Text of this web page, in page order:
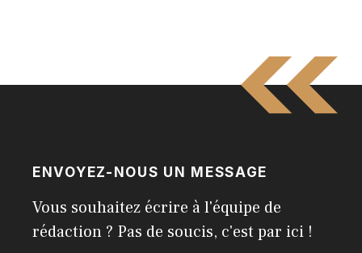
ENVOYEZ-NOUS UN MESSAGE
Vous souhaitez écrire à l'équipe de
rédaction ? Pas de soucis, c'est par ici !